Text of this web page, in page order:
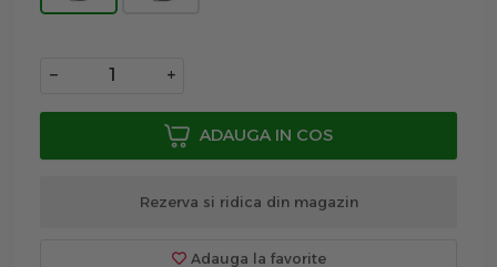
− +
ADAUGA IN COS
Rezerva si ridica din magazin
Adauga la favorite